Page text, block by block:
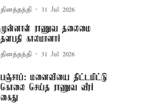
தினத்தந்தி 31 Jul 2026
முன்னாள் ராணுவ தலைமை
தளபதி காலமானார்
தினத்தந்தி 31 Jul 2026
பஞ்சாப்: மனைவியை திட்டமிட்டு
கொலை செய்த ராணுவ வீரர்
கைது